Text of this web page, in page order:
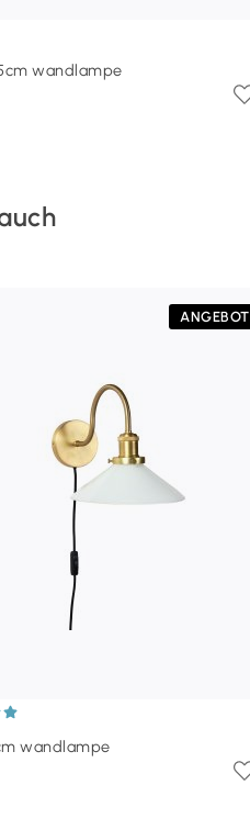
wandlampe
ANGEBOT
wandlampe